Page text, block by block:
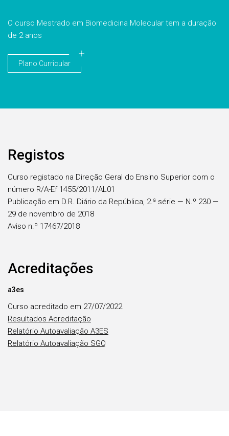
O curso Mestrado em Biomedicina Molecular tem a duração
de 2 anos
Plano Curricular
Registos
Curso registado na Direção Geral do Ensino Superior com o
número R/A-Ef 1455/2011/AL01
Publicação em D.R. Diário da República, 2.ª série — N.º 230 —
29 de novembro de 2018
Aviso n.º 17467/2018
Acreditações
a3es
Curso acreditado em 27/07/2022
Resultados Acreditação
Relatório Autoavaliação A3ES
Relatório Autoavaliação SGQ